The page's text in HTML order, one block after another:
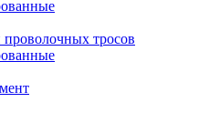
тросов